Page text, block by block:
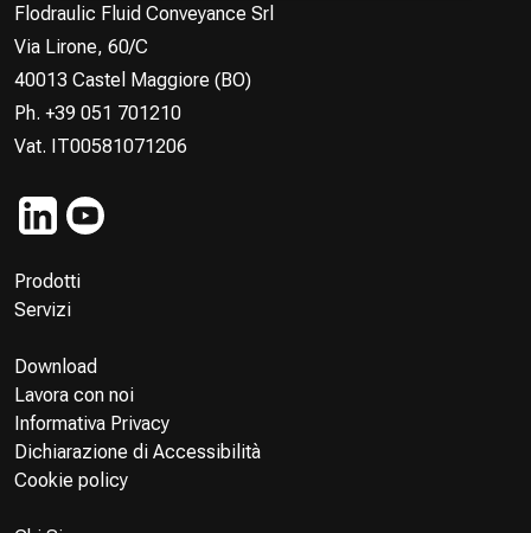
Flodraulic Fluid Conveyance Srl
Via Lirone, 60/C
40013 Castel Maggiore (BO)
Ph. +39 051 701210
Vat. IT00581071206
Prodotti
Servizi
Download
Lavora con noi
Informativa Privacy
Dichiarazione di Accessibilità
Cookie policy